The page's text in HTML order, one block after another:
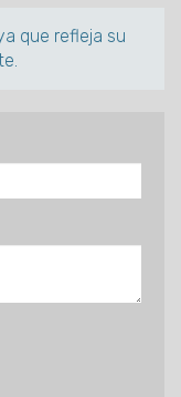
que refleja su